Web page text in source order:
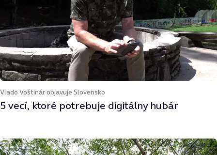
Vlado Voštinár objavuje Slovensko
5 vecí, ktoré potrebuje digitálny hubár